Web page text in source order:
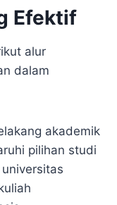
Efektif
alur
dalam
akademik
pilihan studi